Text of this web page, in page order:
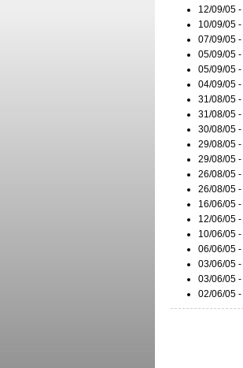
12/09/05 -
10/09/05 -
07/09/05 -
05/09/05 -
05/09/05 -
04/09/05 -
31/08/05 -
31/08/05 -
30/08/05 -
29/08/05 -
29/08/05 -
26/08/05 -
26/08/05 -
16/06/05 -
12/06/05 -
10/06/05 -
06/06/05 -
03/06/05 -
03/06/05 -
02/06/05 -